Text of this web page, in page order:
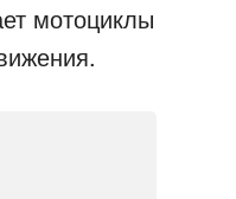
мотоциклы